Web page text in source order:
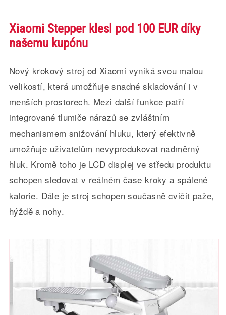
Xiaomi Stepper klesl pod 100 EUR díky
našemu kupónu
Nový krokový stroj od Xiaomi vyniká svou malou
velikostí, která umožňuje snadné skladování i v
menších prostorech. Mezi další funkce patří
integrované tlumiče nárazů se zvláštním
mechanismem snižování hluku, který efektivně
umožňuje uživatelům nevyprodukovat nadměrný
hluk. Kromě toho je LCD displej ve středu produktu
schopen sledovat v reálném čase kroky a spálené
kalorie. Dále je stroj schopen současně cvičit paže,
hýždě a nohy.